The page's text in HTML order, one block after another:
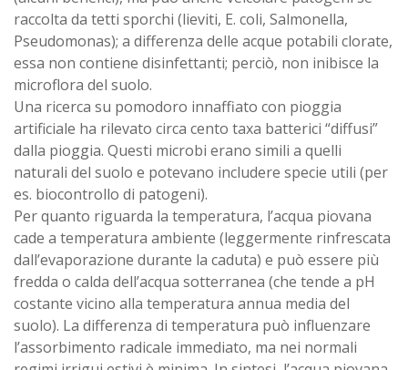
raccolta da tetti sporchi (lieviti, E. coli, Salmonella,
Pseudomonas); a differenza delle acque potabili clorate,
essa non contiene disinfettanti; perciò, non inibisce la
microflora del suolo.
Una ricerca su pomodoro innaffiato con pioggia
artificiale ha rilevato circa cento taxa batterici “diffusi”
dalla pioggia. Questi microbi erano simili a quelli
naturali del suolo e potevano includere specie utili (per
es. biocontrollo di patogeni).
Per quanto riguarda la temperatura, l’acqua piovana
cade a temperatura ambiente (leggermente rinfrescata
dall’evaporazione durante la caduta) e può essere più
fredda o calda dell’acqua sotterranea (che tende a pH
costante vicino alla temperatura annua media del
suolo). La differenza di temperatura può influenzare
l’assorbimento radicale immediato, ma nei normali